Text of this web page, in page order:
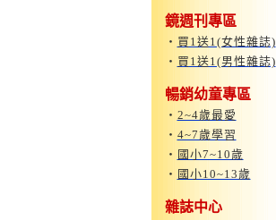
鏡週刊專區
‧ 買1送1(女性雜誌)
‧ 買1送1(男性雜誌)
暢銷幼童專區
‧ 2~4歲最愛
‧ 4~7歲學習
‧ 國小7~10歲
‧ 國小10~13歲
雜誌中心